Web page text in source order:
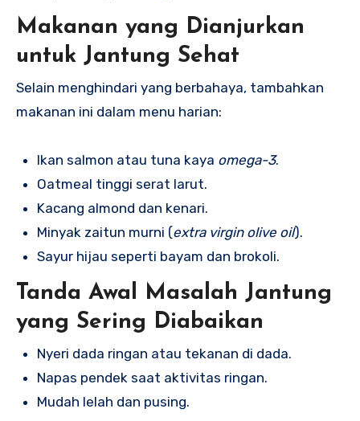
Makanan yang Dianjurkan
untuk Jantung Sehat
Selain menghindari yang berbahaya, tambahkan
makanan ini dalam menu harian:
Ikan salmon atau tuna kaya omega-3.
Oatmeal tinggi serat larut.
Kacang almond dan kenari.
Minyak zaitun murni (extra virgin olive oil).
Sayur hijau seperti bayam dan brokoli.
Tanda Awal Masalah Jantung
yang Sering Diabaikan
Nyeri dada ringan atau tekanan di dada.
Napas pendek saat aktivitas ringan.
Mudah lelah dan pusing.